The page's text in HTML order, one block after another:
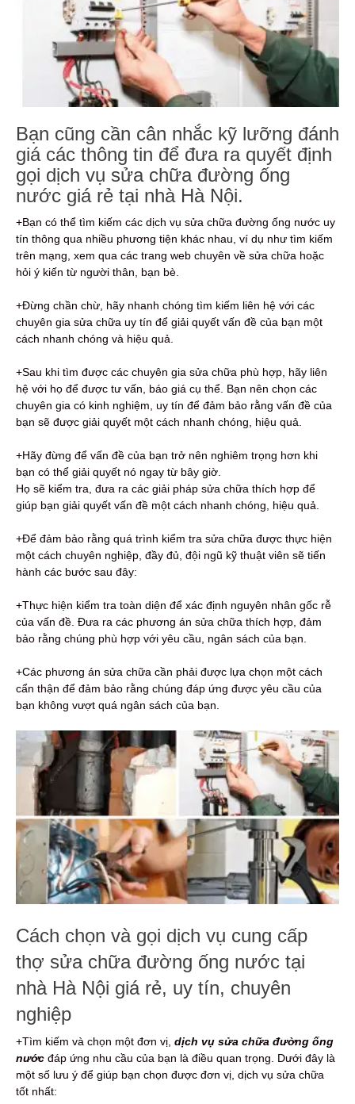
Bạn cũng cần cân nhắc kỹ lưỡng đánh
giá các thông tin để đưa ra quyết định
gọi dịch vụ sửa chữa đường ống
nước giá rẻ tại nhà Hà Nội.
+Bạn có thể tìm kiếm các dịch vụ sửa chữa đường ống nước uy
tín thông qua nhiều phương tiện khác nhau, ví dụ như tìm kiếm
trên mạng, xem qua các trang web chuyên về sửa chữa hoặc
hỏi ý kiến từ người thân, bạn bè.
+Đừng chần chừ, hãy nhanh chóng tìm kiếm liên hệ với các
chuyên gia sửa chữa uy tín để giải quyết vấn đề của bạn một
cách nhanh chóng và hiệu quả.
+Sau khi tìm được các chuyên gia sửa chữa phù hợp, hãy liên
hệ với họ để được tư vấn, báo giá cụ thể. Bạn nên chọn các
chuyên gia có kinh nghiệm, uy tín để đảm bảo rằng vấn đề của
bạn sẽ được giải quyết một cách nhanh chóng, hiệu quả.
+Hãy đừng để vấn đề của bạn trở nên nghiêm trọng hơn khi
bạn có thể giải quyết nó ngay từ bây giờ.
Họ sẽ kiểm tra, đưa ra các giải pháp sửa chữa thích hợp để
giúp bạn giải quyết vấn đề một cách nhanh chóng, hiệu quả.
+Để đảm bảo rằng quá trình kiểm tra sửa chữa được thực hiện
một cách chuyên nghiệp, đầy đủ, đội ngũ kỹ thuật viên sẽ tiến
hành các bước sau đây:
+Thực hiện kiểm tra toàn diện để xác định nguyên nhân gốc rễ
của vấn đề. Đưa ra các phương án sửa chữa thích hợp, đảm
bảo rằng chúng phù hợp với yêu cầu, ngân sách của bạn.
+Các phương án sửa chữa cần phải được lựa chọn một cách
cẩn thận để đảm bảo rằng chúng đáp ứng được yêu cầu của
bạn không vượt quá ngân sách của bạn.
Cách chọn và gọi dịch vụ cung cấp
thợ sửa chữa đường ống nước tại
nhà Hà Nội giá rẻ, uy tín, chuyên
nghiệp
+Tìm kiếm và chọn một đơn vị, dịch vụ sửa chữa đường ống
nước đáp ứng nhu cầu của bạn là điều quan trọng. Dưới đây là
một số lưu ý để giúp bạn chọn được đơn vị, dịch vụ sửa chữa
tốt nhất: